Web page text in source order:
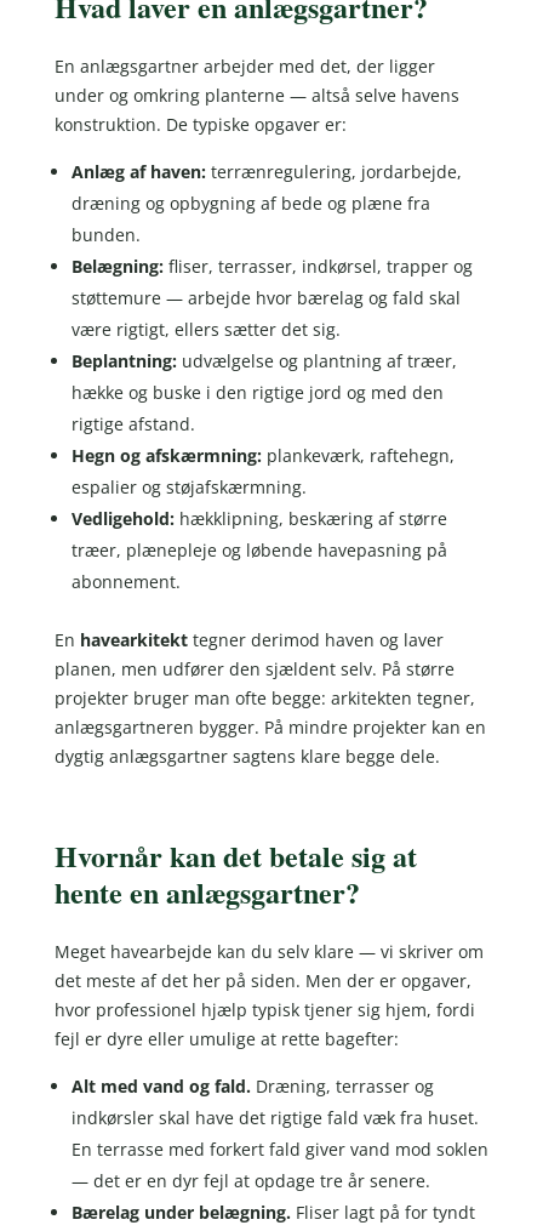
En anlægsgartner arbejder med det, der ligger
under og omkring planterne — altså selve havens
konstruktion. De typiske opgaver er:
Anlæg af haven:terrænregulering, jordarbejde,
dræning og opbygning af bede og plæne fra
bunden.
Belægning:fliser, terrasser, indkørsel, trapper og
støttemure — arbejde hvor bærelag og fald skal
være rigtigt, ellers sætter det sig.
Beplantning:udvælgelse og plantning af træer,
hække og buske i den rigtige jord og med den
rigtige afstand.
Hegn og afskærmning:plankeværk, raftehegn,
espalier og støjafskærmning.
Vedligehold:hækklipning, beskæring af større
træer, plænepleje og løbende havepasning på
abonnement.
En havearkitekttegner derimod haven og laver
planen, men udfører den sjældent selv. På større
projekter bruger man ofte begge: arkitekten tegner,
anlægsgartneren bygger. På mindre projekter kan en
dygtig anlægsgartner sagtens klare begge dele.
Hvornår kan det betale sig at
hente en anlægsgartner?
Meget havearbejde kan du selv klare — vi skriver om
det meste af det her på siden. Men der er opgaver,
hvor professionel hjælp typisk tjener sig hjem, fordi
fejl er dyre eller umulige at rette bagefter:
Alt med vand og fald.Dræning, terrasser og
indkørsler skal have det rigtige fald væk fra huset.
En terrasse med forkert fald giver vand mod soklen
— det er en dyr fejl at opdage tre år senere.
Bærelag under belægning.Fliser lagt på for tyndt